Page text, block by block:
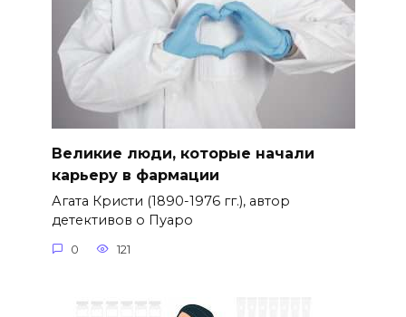
Великие люди, которые начали
карьеру в фармации
Агата Кристи (1890-1976 гг.), автор
детективов о Пуаро
0 121